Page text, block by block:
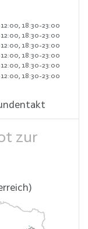
18:30-23:00
18:30-23:00
18:30-23:00
18:30-23:00
18:30-23:00
18:30-23:00
zur